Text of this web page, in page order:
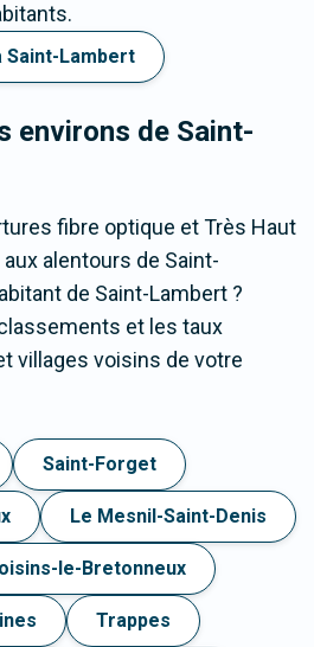
Saint-Lambert
environs de Saint-
fibre optique et Très Haut
alentours de Saint-
de Saint-Lambert ?
et les taux
villages voisins de votre
Saint-Forget
Le Mesnil-Saint-Denis
le-Bretonneux
Trappes